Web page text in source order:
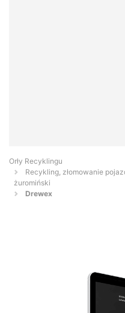
Orły Recyklingu
Recykling, złomowanie
żuromiński
Drewex